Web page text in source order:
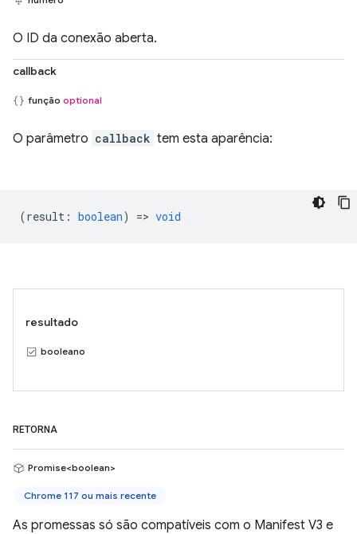
O ID da conexão aberta.
callback
função optional
O parâmetro callback tem esta aparência:
(result : boolean) => void
resultado
booleano
RETORNA
Promise<boolean>
Chrome 117 ou mais recente
As promessas só são compatíveis com o Manifest V3 e